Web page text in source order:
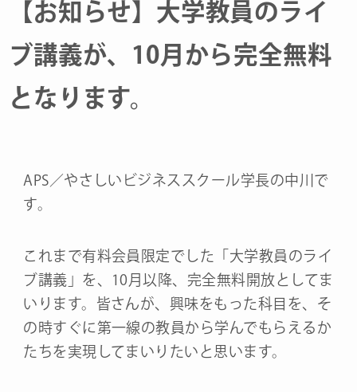
【お知らせ】大学教員のライ
ブ講義が、10月から完全無料
となります。
APS／やさしいビジネススクール学長の中川で
す。
これまで有料会員限定でした「大学教員のライ
ブ講義」を、10月以降、完全無料開放としてま
いります。皆さんが、興味をもった科目を、そ
の時すぐに第一線の教員から学んでもらえるか
たちを実現してまいりたいと思います。